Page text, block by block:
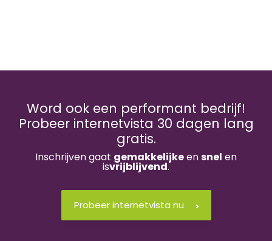
Word ook een performant bedrijf!
Probeer internetvista 30 dagen lang
gratis.
Inschrijven gaat gemakkelijkeensnel en
isvrijblijvend.
Probeer internetvista nu